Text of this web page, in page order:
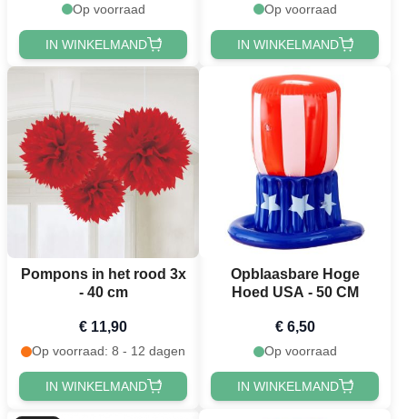
Op voorraad
IN WINKELMAND
Op voorraad
IN WINKELMAND
Pompons in het rood 3x
- 40 cm
€ 11,90
Op voorraad: 8 - 12 dagen
IN WINKELMAND
Opblaasbare Hoge
Hoed USA - 50 CM
€ 6,50
Op voorraad
IN WINKELMAND